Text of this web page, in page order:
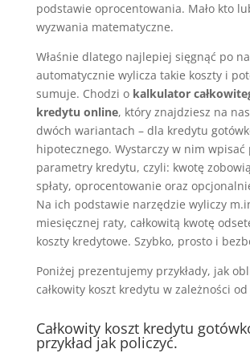
podstawie oprocentowania. Mało kto
wyzwania matematyczne.
Właśnie dlatego najlepiej sięgnąć po
automatycznie wylicza takie koszty i
sumuje. Chodzi o kalkulator
kredytu online, który znajdziesz na
dwóch wariantach – dla kredytu
hipotecznego. Wystarczy w nim wpisać
parametry kredytu, czyli: kwotę
spłaty, oprocentowanie oraz
Na ich podstawie narzędzie wyliczy
miesięcznej raty, całkowitą kwotę
koszty kredytowe. Szybko, prosto i
Poniżej prezentujemy przykłady, jak
całkowity koszt kredytu w zależności
Całkowity koszt kredytu
przykład jak policzyć.